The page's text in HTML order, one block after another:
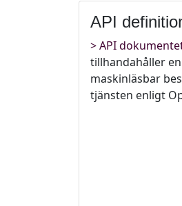
API
API
tillhandahåller en
maskinläsbar
tjänsten enligt